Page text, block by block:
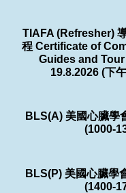
TIAFA (Refresher)
程 Certificate of
Guides and
19.8.2026 (下
BLS(A) 美國心臟學
(1000-
BLS(P) 美國心臟學
(1400-